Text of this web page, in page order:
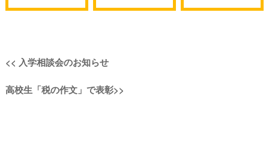
投
稿
<< 過
の
入学相談会のお知らせ
次
高校生「税の作文」で表彰>>